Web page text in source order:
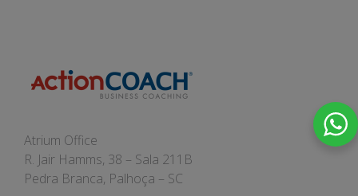
Atrium Office
R. Jair Hamms, 38 – Sala 211B
Pedra Branca, Palhoça – SC